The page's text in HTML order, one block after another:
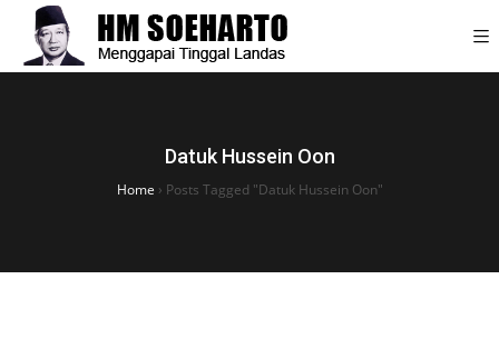
Datuk Hussein Oon
Home › Posts Tagged "Datuk Hussein Oon"